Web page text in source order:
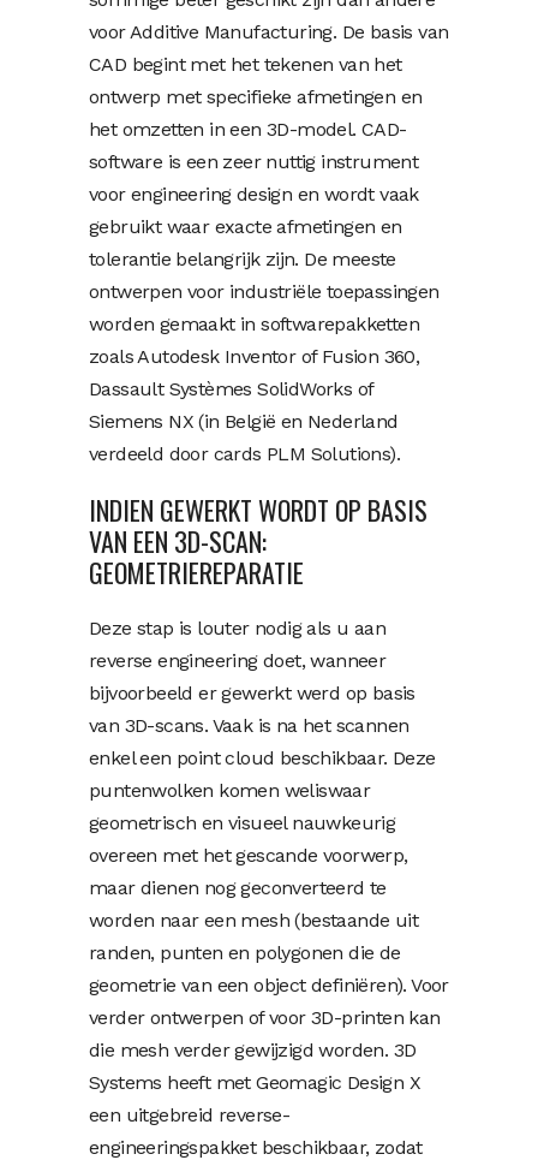
voor Additive Manufacturing. De basis van
CAD begint met het tekenen van het
ontwerp met specifieke afmetingen en
het omzetten in een 3D-model. CAD-
software is een zeer nuttig instrument
voor engineering design en wordt vaak
gebruikt waar exacte afmetingen en
tolerantie belangrijk zijn. De meeste
ontwerpen voor industriële toepassingen
worden gemaakt in softwarepakketten
zoals Autodesk Inventor of Fusion 360,
Dassault Systèmes SolidWorks of
Siemens NX (in België en Nederland
verdeeld door cards PLM Solutions).
INDIEN GEWERKT WORDT OP BASIS
VAN EEN 3D-SCAN:
GEOMETRIEREPARATIE
Deze stap is louter nodig als u aan
reverse engineering doet, wanneer
bijvoorbeeld er gewerkt werd op basis
van 3D-scans. Vaak is na het scannen
enkel een point cloud beschikbaar. Deze
puntenwolken komen weliswaar
geometrisch en visueel nauwkeurig
overeen met het gescande voorwerp,
maar dienen nog geconverteerd te
worden naar een mesh (bestaande uit
randen, punten en polygonen die de
geometrie van een object definiëren). Voor
verder ontwerpen of voor 3D-printen kan
die mesh verder gewijzigd worden. 3D
Systems heeft met Geomagic Design X
een uitgebreid reverse-
engineeringspakket beschikbaar, zodat